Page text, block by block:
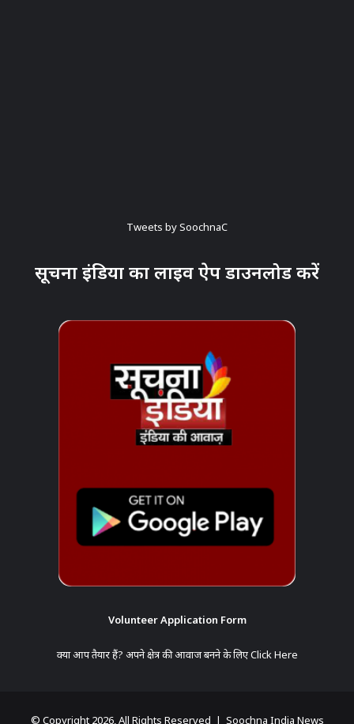
Tweets by SoochnaC
सूचना इंडिया का लाइव ऐप डाउनलोड करें
Volunteer Application Form
क्या आप तैयार हैं? अपने क्षेत्र की आवाज बनने के लिएClick Here
© Copyright 2026, All Rights Reserved | Soochna India News